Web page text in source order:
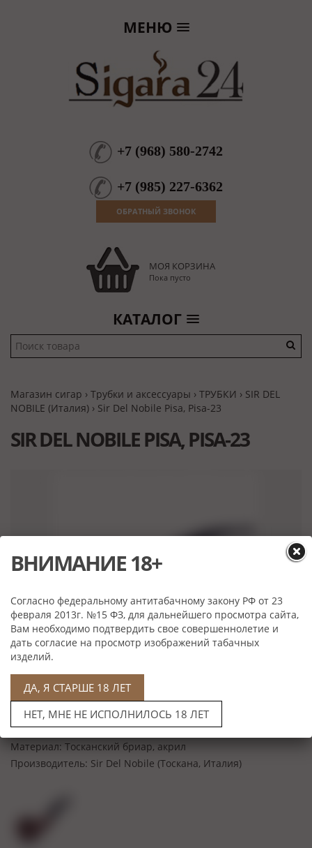
МЕНЮ
+7 (968) 580-2742
+7 (985) 227-6362
ОБРАТНЫЙ ЗВОНОК
МОЯ КОРЗИНА
Пока пусто
КАТАЛОГ
Магазин сигар › Трубки и аксессуары › ТРУБКИ › SIR DEL
NOBILE (Италия) › Sir Del Nobile Pisa, Pisa-23
SIR DEL NOBILE PISA, PISA-23
Нет в наличии
Характеристики
Материал: Тосканский бриар, акрил
Производитель: Sir Del Nobile (Тоскана, Италия)
ВНИМАНИЕ 18+
Согласно федеральному антитабачному закону РФ от 23
февраля 2013г. №15 ФЗ, для дальнейшего просмотра сайта,
Вам необходимо подтвердить свое совершеннолетие и
дать согласие на просмотр изображений табачных
изделий.
ДА, Я СТАРШЕ 18 ЛЕТ
НЕТ, МНЕ НЕ ИСПОЛНИЛОСЬ 18 ЛЕТ